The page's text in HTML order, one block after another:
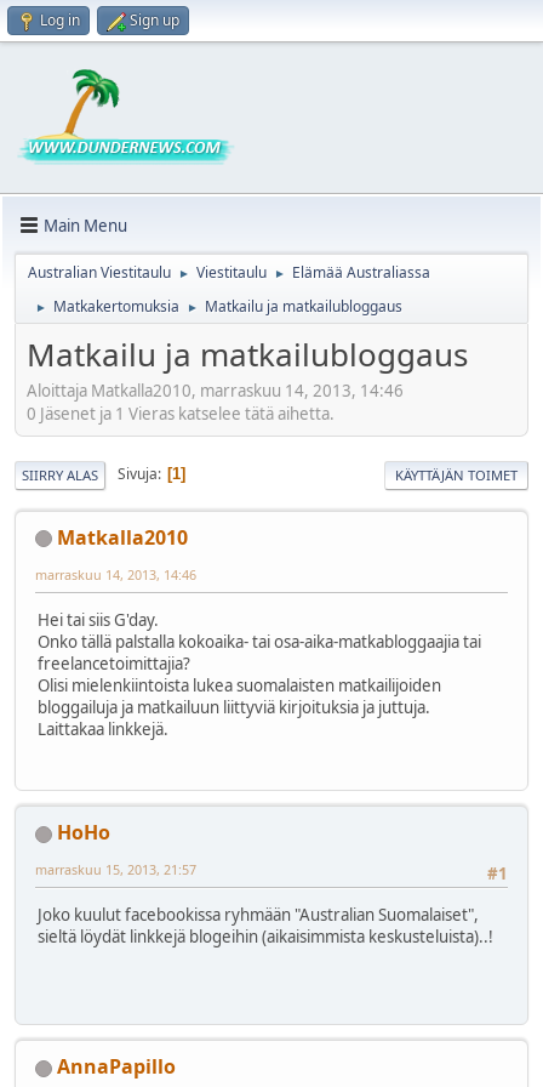
Log in Sign up
Main Menu
Australian Viestitaulu ► Viestitaulu ► Elämää Australiassa
► Matkakertomuksia ► Matkailu ja matkailubloggaus
Matkailu ja matkailubloggaus
Aloittaja Matkalla2010, marraskuu 14, 2013, 14:46
0 Jäsenet ja 1 Vieras katselee tätä aihetta.
SIIRRY ALAS Sivuja 1 KÄYTTÄJÄN TOIMET
Matkalla2010
marraskuu 14, 2013, 14:46
Hei tai siis G'day.
Onko tällä palstalla kokoaika- tai osa-aika-matkabloggaajia tai
freelancetoimittajia?
Olisi mielenkiintoista lukea suomalaisten matkailijoiden
bloggailuja ja matkailuun liittyviä kirjoituksia ja juttuja.
Laittakaa linkkejä.
HoHo
#1
marraskuu 15, 2013, 21:57
Joko kuulut facebookissa ryhmään "Australian Suomalaiset",
sieltä löydät linkkejä blogeihin (aikaisimmista keskusteluista)..!
AnnaPapillo